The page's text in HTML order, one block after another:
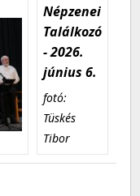
Népzenei
Találkozó
- 2026.
június 6.
fotó:
Tüskés
Tibor